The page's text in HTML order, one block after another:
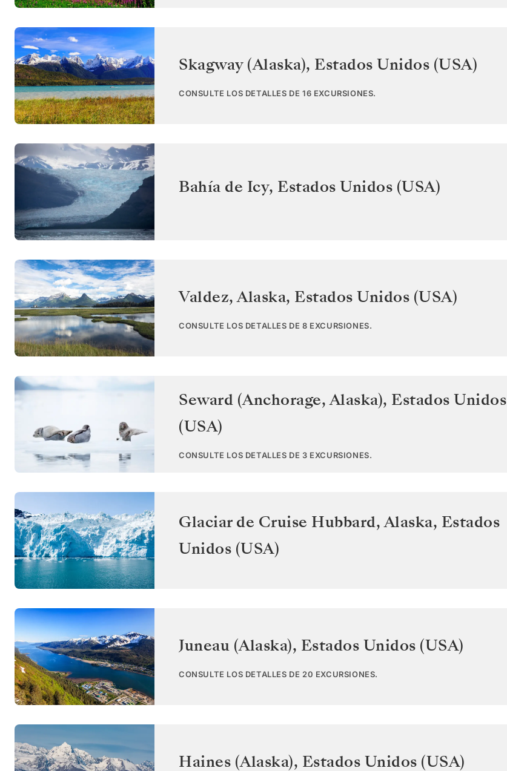
Skagway (Alaska), Estados Unidos (USA)
CONSULTE LOS DETALLES DE 16 EXCURSIONES.
Bahía de Icy, Estados Unidos (USA)
Valdez, Alaska, Estados Unidos (USA)
CONSULTE LOS DETALLES DE 8 EXCURSIONES.
Seward (Anchorage, Alaska), Estados Unidos
(USA)
CONSULTE LOS DETALLES DE 3 EXCURSIONES.
Glaciar de Cruise Hubbard, Alaska, Estados
Unidos (USA)
Juneau (Alaska), Estados Unidos (USA)
CONSULTE LOS DETALLES DE 20 EXCURSIONES.
Haines (Alaska), Estados Unidos (USA)